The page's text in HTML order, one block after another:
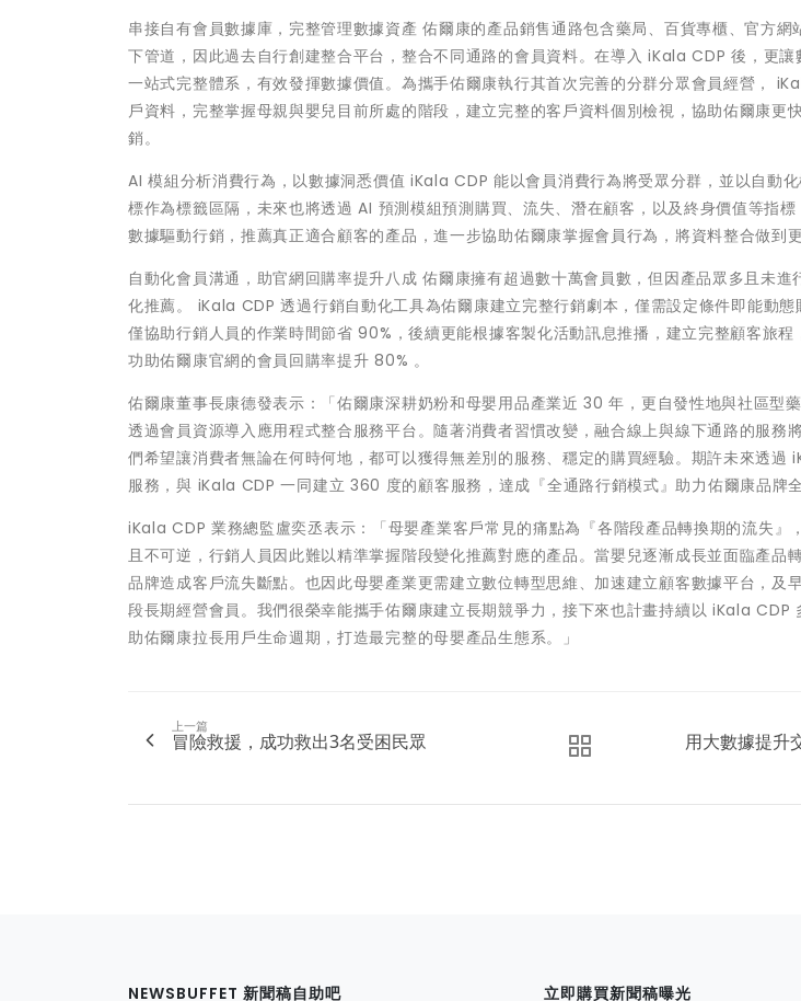
串接自有會員數據庫，完整管理數據資產 佑爾康的產品銷售通路包含藥局、百貨專櫃、官方網
下管道，因此過去自行創建整合平台，整合不同通路的會員資料。在導入 iKala CDP 後，更
一站式完整體系，有效發揮數據價值。為攜手佑爾康執行其首次完善的分群分眾會員經營，
戶資料，完整掌握母親與嬰兒目前所處的階段，建立完整的客戶資料個別檢視，協助佑爾康更
銷。
AI 模組分析消費行為，以數據洞悉價值 iKala CDP 能以會員消費行為將受眾分群，並以自動
標作為標籤區隔，未來也將透過 AI 預測模組預測購買、流失、潛在顧客，以及終身價值等指
數據驅動行銷，推薦真正適合顧客的產品，進一步協助佑爾康掌握會員行為，將資料整合做到更
自動化會員溝通，助官網回購率提升八成 佑爾康擁有超過數十萬會員數，但因產品眾多且未進
化推薦。 iKala CDP 透過行銷自動化工具為佑爾康建立完整行銷劇本，僅需設定條件即能動
僅協助行銷人員的作業時間節省 90%，後續更能根據客製化活動訊息推播，建立完整顧客旅
功助佑爾康官網的會員回購率提升 80% 。
佑爾康董事長康德發表示：「佑爾康深耕奶粉和母嬰用品產業近 30 年，更自發性地與社區型
透過會員資源導入應用程式整合服務平台。隨著消費者習慣改變，融合線上與線下通路的服務
們希望讓消費者無論在何時何地，都可以獲得無差別的服務、穩定的購買經驗。期許未來透過
服務，與 iKala CDP 一同建立 360 度的顧客服務，達成『全通路行銷模式』助力佑爾康品牌全
iKala CDP 業務總監盧奕丞表示：「母嬰產業客戶常見的痛點為『各階段產品轉換期的流失』
且不可逆，行銷人員因此難以精準掌握階段變化推薦對應的產品。當嬰兒逐漸成長並面臨產品
品牌造成客戶流失斷點。也因此母嬰產業更需建立數位轉型思維、加速建立顧客數據平台，及
段長期經營會員。我們很榮幸能攜手佑爾康建立長期競爭力，接下來也計畫持續以 iKala CDP
助佑爾康拉長用戶生命週期，打造最完整的母嬰產品生態系。」
上一篇
冒險救援，成功救出3名受困民眾
用大數據提升
NEWSBUFFET 新聞稿自助吧 立即購買新聞稿曝光